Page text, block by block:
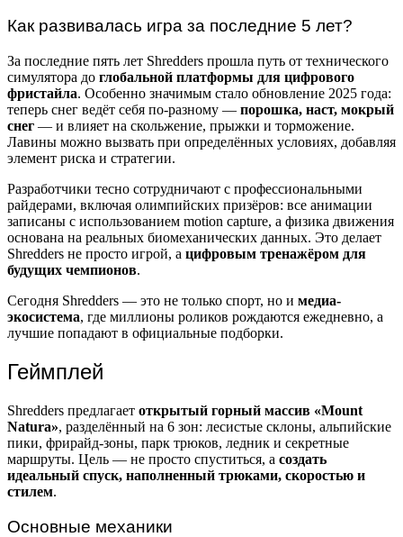
Как развивалась игра за последние 5 лет?
За последние пять лет Shredders прошла путь от технического
симулятора до глобальной платформы для цифрового
фристайла. Особенно значимым стало обновление 2025 года:
теперь снег ведёт себя по-разному — порошка, наст, мокрый
снег — и влияет на скольжение, прыжки и торможение.
Лавины можно вызвать при определённых условиях, добавляя
элемент риска и стратегии.
Разработчики тесно сотрудничают с профессиональными
райдерами, включая олимпийских призёров: все анимации
записаны с использованием motion capture, а физика движения
основана на реальных биомеханических данных. Это делает
Shredders не просто игрой, а цифровым тренажёром для
будущих чемпионов.
Сегодня Shredders — это не только спорт, но и медиа-
экосистема, где миллионы роликов рождаются ежедневно, а
лучшие попадают в официальные подборки.
Геймплей
Shredders предлагает открытый горный массив «Mount
Natura», разделённый на 6 зон: лесистые склоны, альпийские
пики, фрирайд-зоны, парк трюков, ледник и секретные
маршруты. Цель — не просто спуститься, а создать
идеальный спуск, наполненный трюками, скоростью и
стилем.
Основные механики